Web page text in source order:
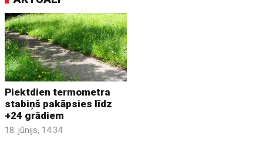
Piektdien termometra
stabiņš pakāpsies līdz
+24 grādiem
18. jūnijs, 14:34